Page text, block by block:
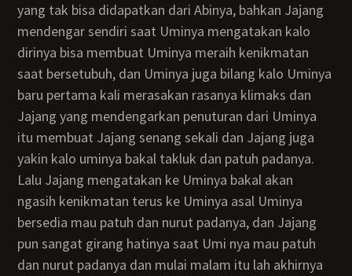
yang tak bisa didapatkan dari Abinya, bahkan Jajang
mendengar sendiri saat Uminya mengatakan kalo
dirinya bisa membuat Uminya meraih kenikmatan
saat bersetubuh, dan Uminya juga bilang kalo Uminya
baru pertama kali merasakan rasanya klimaks dan
Jajang yang mendengarkan penuturan dari Uminya
itu membuat Jajang senang sekali dan Jajang juga
yakin kalo uminya bakal takluk dan patuh padanya.
Lalu Jajang mengatakan ke Uminya bakal akan
ngasih kenikmatan terus ke Uminya asal Uminya
bersedia mau patuh dan nurut padanya, dan Jajang
pun sangat girang hatinya saat Umi nya mau patuh
dan nurut padanya dan mulai malam itu lah akhirnya